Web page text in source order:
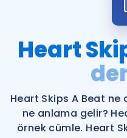
Şifremi
Remzi Hoca ile seni
Katılımcı Görüşleri
Faydalı Araçlar
Ücretsiz Kaynaklar
Blog
Heart
Heart Skips A Beat ne
ne anlama gelir?
örnek cümle. Heart